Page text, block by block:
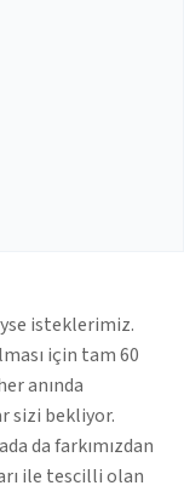
isteklerimiz.
için tam 60
anında
sizi bekliyor.
da farkımızdan
ile tescilli olan